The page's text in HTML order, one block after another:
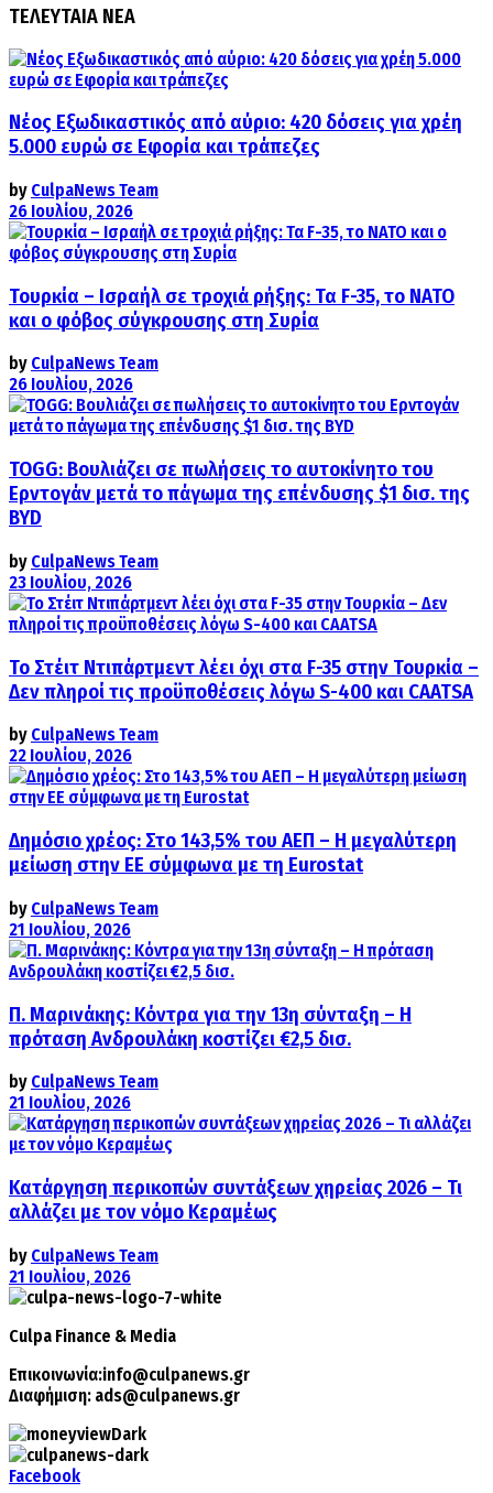
ΤΕΛΕΥΤΑΙΑ ΝΕΑ
Νέος Εξωδικαστικός από αύριο: 420 δόσεις για χρέη
5.000 ευρώ σε Εφορία και τράπεζες
by CulpaNews Team
26 Ιουλίου, 2026
Τουρκία – Ισραήλ σε τροχιά ρήξης: Τα F-35, το ΝΑΤΟ
και ο φόβος σύγκρουσης στη Συρία
by CulpaNews Team
26 Ιουλίου, 2026
TOGG: Βουλιάζει σε πωλήσεις το αυτοκίνητο του
Ερντογάν μετά το πάγωμα της επένδυσης $1 δισ. της
BYD
by CulpaNews Team
23 Ιουλίου, 2026
Το Στέιτ Ντιπάρτμεντ λέει όχι στα F-35 στην Τουρκία –
Δεν πληροί τις προϋποθέσεις λόγω S-400 και CAATSA
by CulpaNews Team
22 Ιουλίου, 2026
Δημόσιο χρέος: Στο 143,5% του ΑΕΠ – Η μεγαλύτερη
μείωση στην ΕΕ σύμφωνα με τη Eurostat
by CulpaNews Team
21 Ιουλίου, 2026
Π. Μαρινάκης: Κόντρα για την 13η σύνταξη – Η
πρόταση Ανδρουλάκη κοστίζει €2,5 δισ.
by CulpaNews Team
21 Ιουλίου, 2026
Κατάργηση περικοπών συντάξεων χηρείας 2026 – Τι
αλλάζει με τον νόμο Κεραμέως
by CulpaNews Team
21 Ιουλίου, 2026
Culpa Finance & Media
Επικοινωνία:info@culpanews.gr
Διαφήμιση: ads@culpanews.gr
Facebook